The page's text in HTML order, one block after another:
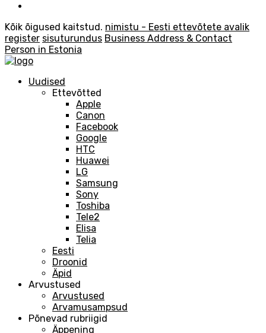
Kõik õigused kaitstud. nimistu - Eesti ettevõtete avalik
register sisuturundus Business Address & Contact
Person in Estonia
Uudised
Ettevõtted
Apple
Canon
Facebook
Google
HTC
Huawei
LG
Samsung
Sony
Toshiba
Tele2
Elisa
Telia
Eesti
Droonid
Äpid
Arvustused
Arvustused
Arvamusampsud
Põnevad rubriigid
Äppening